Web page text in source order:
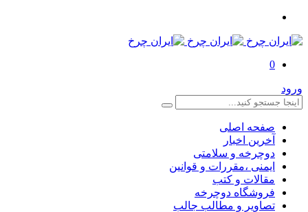
0
ورود
صفحه اصلی
آخرین اخبار
دوچرخه و سلامتی
ایمنی ،مقررات و قوانین
مقالات و کتب
فروشگاه دوچرخه
تصاویر و مطالب جالب